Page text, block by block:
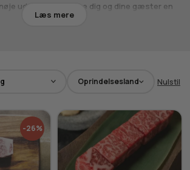
udvalgt for at give dig og dine gæster en
oplevelse, der kombinerer det bedste fra
Læs mere
Oprindelsesland Nulstil
-26%